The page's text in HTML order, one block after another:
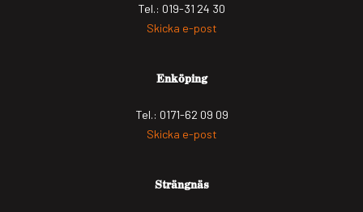
Tel.: 019-31 24 30
Skicka e-post
Enköping
Tel.: 0171-62 09 09
Skicka e-post
Strängnäs